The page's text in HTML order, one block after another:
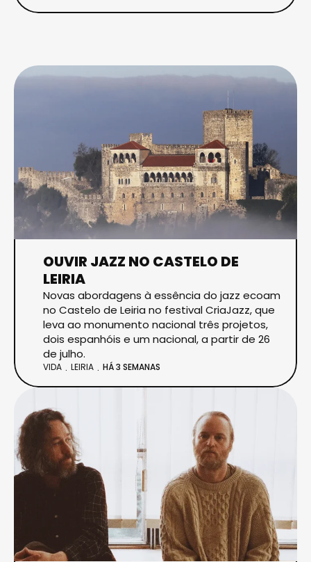
OUVIR JAZZ NO CASTELO DE
LEIRIA
Novas abordagens à essência do jazz ecoam
no Castelo de Leiria no festival CriaJazz, que
leva ao monumento nacional três projetos,
dois espanhóis e um nacional, a partir de 26
de julho.
VIDA LEIRIA HÁ 3 SEMANAS